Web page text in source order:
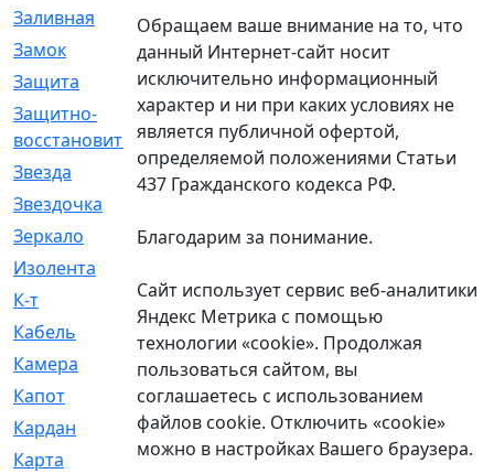
Заливная
[4]
Замок
[12]
Защита
[79]
Защитно-
восстановительный
[4]
Звезда
[1]
Звездочка
Зеркало
[369]
Изолента
К-т
[13]
Кабель
Камера
[4]
Капот
[144]
Кардан
[131]
Карта
[2]
Обращаем ваше внимание на то, что
данный Интернет-сайт носит
исключительно информационный
характер и ни при каких условиях не
является публичной офертой,
определяемой положениями Статьи
437 Гражданского кодекса РФ.
Благодарим за понимание.
Сайт использует сервис веб-аналитики
Яндекс Метрика с помощью
технологии «cookie». Продолжая
пользоваться сайтом, вы
соглашаетесь с использованием
файлов cookie. Отключить «cookie»
можно в настройках Вашего браузера.